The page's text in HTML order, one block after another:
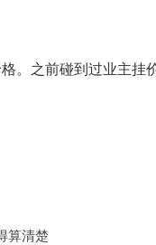
。之前碰到过业主挂
算清楚